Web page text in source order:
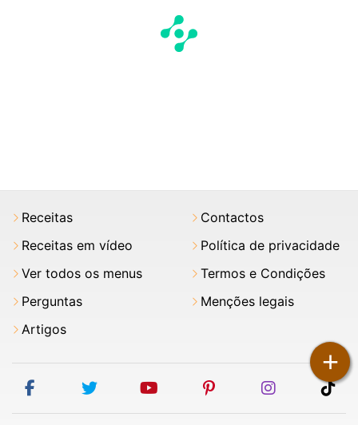
+
Receitas
Receitas em vídeo
Ver todos os menus
Perguntas
Artigos
Contactos
Política de privacidade
Termos e Condições
Menções legais
facebooktwitter youtubepinterestinstagram